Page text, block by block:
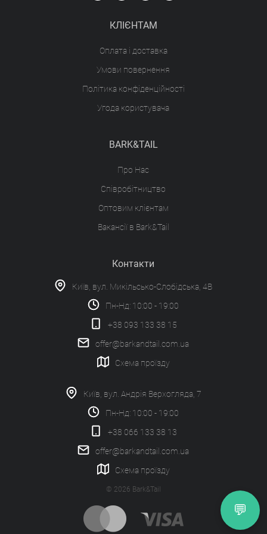
КЛІЄНТАМ
Оплата і доставка
Умови повернення
Політика конфіденційності
Угода користувача
BARK&TAIL
Про Нас
Співробітництво
Оптовим клієнтам
Вакансії в Bark&Tail
Контакти
Київ, вул. Микільсько-Слобідська, 4В
Пн-Нд: 10:00 - 19:00
+38 093 133 38 15
offer@barkandtail.com.ua
Схема проїзду
Київ, вул. Андрія Верхогляда, 7
Пн-Нд: 10:00 - 19:00
+38 066 133 38 13
offer@barkandtail.com.ua
Схема проїзду
© 2026 Bark&Tail
💬